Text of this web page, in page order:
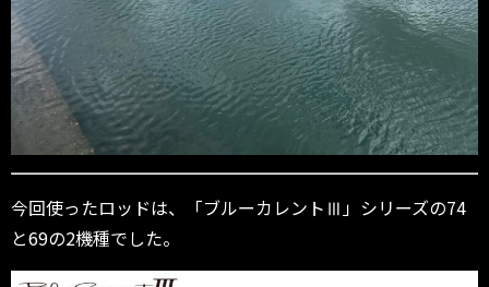
今回使ったロッドは、「ブルーカレントⅢ」シリーズの74
と69の2機種でした。